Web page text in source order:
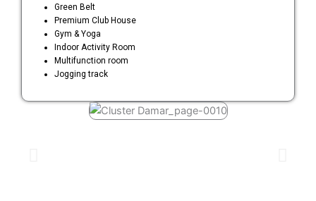
Green Belt
Premium Club House
Gym & Yoga
Indoor Activity Room
Multifunction room
Jogging track